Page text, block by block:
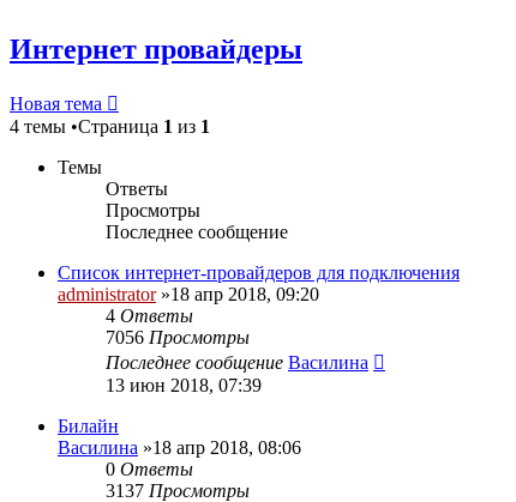
Интернет провайдеры
Новая тема
4 темы •Страница 1 из 1
Темы
Ответы
Просмотры
Последнее сообщение
Список интернет-провайдеров для подключения
administrator»18 апр 2018, 09:20
4 Ответы
7056 Просмотры
Последнее сообщение Василина
13 июн 2018, 07:39
Билайн
Василина »18 апр 2018, 08:06
0 Ответы
3137 Просмотры